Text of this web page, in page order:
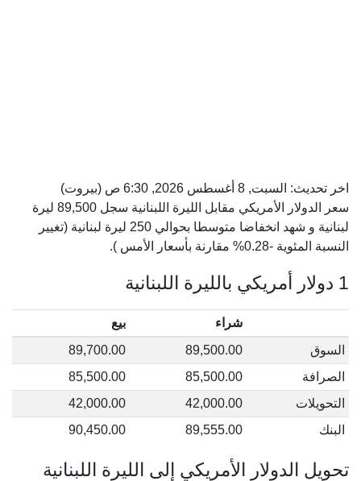
اخر تحديث: السبت, 8 أغسطس 2026, 6:30 ص
(بيروت)
سعر الدولار الأمريكي مقابل الليرة اللبنانية سجل 89,500 ليرة
لبنانية و شهد انخفاضا متوسطا بحوالي 250 ليرة لبنانية (تغيير
النسبة المئوية -0.28% مقارنة بأسعار الأمس ).
1 دولار أمريكي بالليرة اللبنانية
شراء
بيع
السوق
89,500.00
89,700.00
الصرافة
85,500.00
85,500.00
التحويلات
42,000.00
42,000.00
البنك
89,555.00
90,450.00
تحويل الدولار الأمريكي إلى الليرة اللبنانية